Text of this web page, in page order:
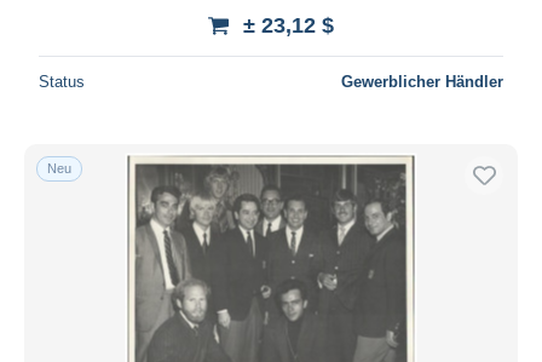
± 23,12 $
Status Gewerblicher Händler
Neu